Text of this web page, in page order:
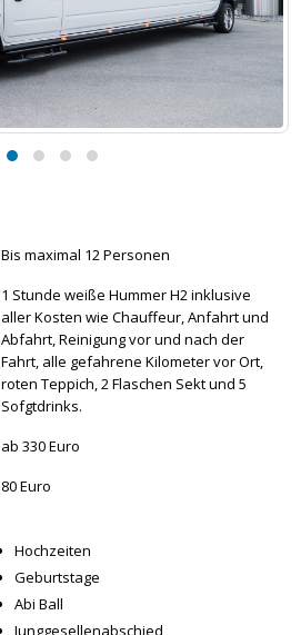
Bis maximal 12 Personen
1 Stunde weiße Hummer H2 inklusive
aller Kosten wie Chauffeur, Anfahrt und
Abfahrt, Reinigung vor und nach der
Fahrt, alle gefahrene Kilometer vor Ort,
roten Teppich, 2 Flaschen Sekt und 5
Sofgtdrinks.
ab 330 Euro
80 Euro
Hochzeiten
Geburtstage
Abi Ball
Junggesellenabschied